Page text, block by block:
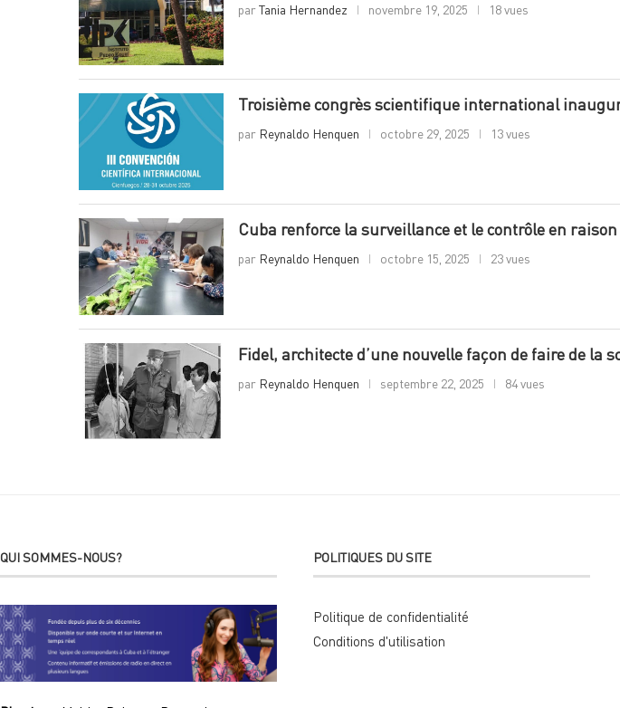
parTania Hernandez novembre 19, 2025 18 vues
Troisième congrès scientifique international
par Reynaldo Henquen octobre 29, 2025 13 vues
Cuba renforce la surveillance et le contrôle en
par Reynaldo Henquen octobre 15, 2025 23 vues
Fidel, architecte d’une nouvelle façon de faire de la
par Reynaldo Henquen septembre 22, 2025 84 vues
QUI SOMMES-NOUS? POLITIQUES DU SITE
Politique de confidentialité
Conditions d'utilisation